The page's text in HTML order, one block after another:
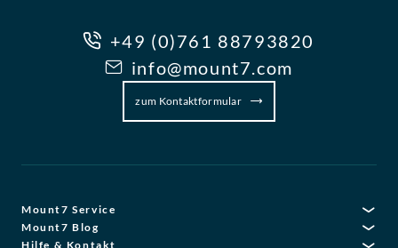
+49 (0)761 88793820
info@mount7.com
zum Kontaktformular
Mount7 Service
Mount7 Blog
Hilfe & Kontakt